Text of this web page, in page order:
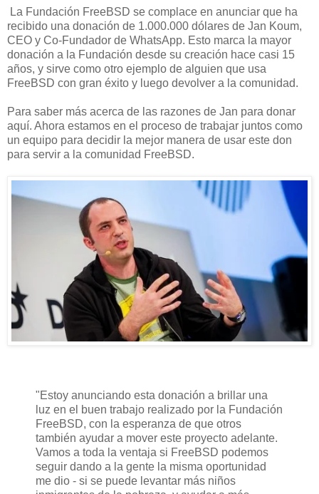
La Fundación FreeBSD se complace en anunciar que ha
recibido una donación de 1.000.000 dólares de Jan Koum,
CEO y Co-Fundador de WhatsApp. Esto marca la mayor
donación a la Fundación desde su creación hace casi 15
años, y sirve como otro ejemplo de alguien que usa
FreeBSD con gran éxito y luego devolver a la comunidad.
Para saber más acerca de las razones de Jan para donar
aquí. Ahora estamos en el proceso de trabajar juntos como
un equipo para decidir la mejor manera de usar este don
para servir a la comunidad FreeBSD.
"Estoy anunciando esta donación a brillar una
luz en el buen trabajo realizado por la Fundación
FreeBSD, con la esperanza de que otros
también ayudar a mover este proyecto adelante.
Vamos a toda la ventaja si FreeBSD podemos
seguir dando a la gente la misma oportunidad
me dio - si se puede levantar más niños